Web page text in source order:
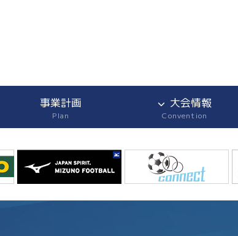
事業計画
Plan
大会情報
Convention